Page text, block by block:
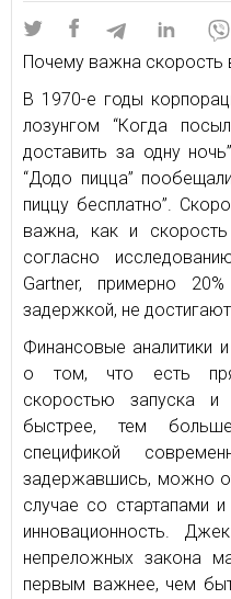
Почему важна скорость
В 1970-е годы
лозунгом “Когда
доставить за одну
“Додо пицца”
пиццу бесплатно”.
важна, как и
согласно
Gartner, примерно
задержкой, не
Финансовые аналитики
о том, что есть
скоростью запуска
быстрее, тем
спецификой
задержавшись, можно
случае со стартапами
инновационность.
непреложных закона
первым важнее, чем